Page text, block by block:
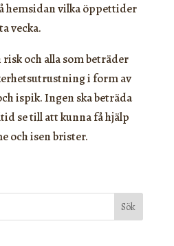
hemsidan vilka öppettider
vecka.
och alla som beträder
i form av
ispik. Ingen ska beträda
se till att kunna få hjälp
och isen brister.
Sök